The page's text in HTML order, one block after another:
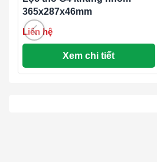
Vệ sinh an toàn
: Phù hợp
và y tế.
So sánh giữa Lọc Thô G1,
Hiệu suất lọc: Lọc G4 có
365x287x46mm
Liên hệ
Xem chi tiết